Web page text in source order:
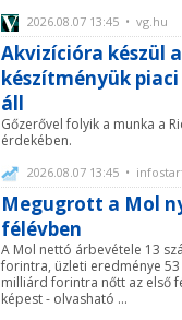
2026.08.07 13:45 • vg.hu
Akvizícióra készül
készítményük
áll
Gőzerővel folyik a munka a
érdekében.
2026.08.07 13:45 •
Megugrott a Mol
félévben
A Mol nettó árbevétele 13
forintra, üzleti eredménye
milliárd forintra nőtt az első
képest - olvasható ...